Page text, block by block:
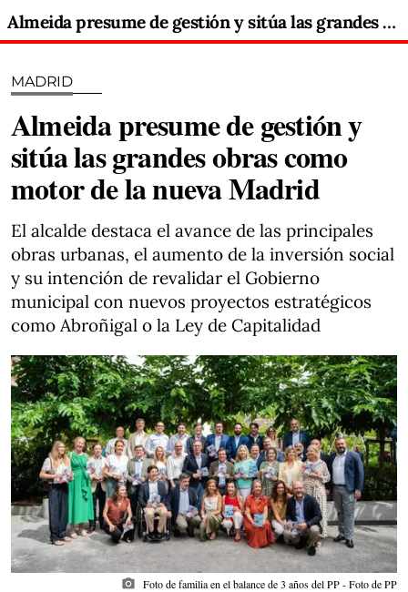
Almeida presume de gestión y sitúa las grandes obras como motor de la nueva Madrid
MADRID
Almeida presume de gestión y
sitúa las grandes obras como
motor de la nueva Madrid
El alcalde destaca el avance de las principales
obras urbanas, el aumento de la inversión social
y su intención de revalidar el Gobierno
municipal con nuevos proyectos estratégicos
como Abroñigal o la Ley de Capitalidad
photo_camera Foto de familia en el balance de 3 años del PP - Foto de PP